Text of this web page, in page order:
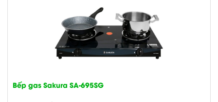
Bếp gas Sakura SA-695SG